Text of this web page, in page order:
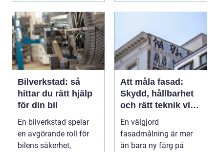
Bilverkstad: så
hittar du rätt hjälp
för din bil
En bilverkstad spelar
en avgörande roll för
bilens säkerhet,
Att måla fasad:
Skydd, hållbarhet
och rätt teknik vid
fasadmålning
En välgjord
fasadmålning är mer
än bara ny färg på